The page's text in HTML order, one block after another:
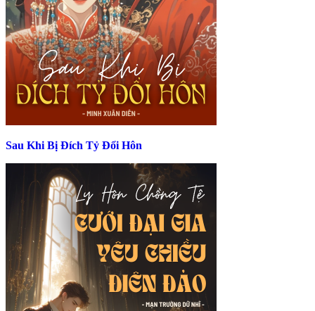
Sau Khi Bị Đích Tỷ Đổi Hôn